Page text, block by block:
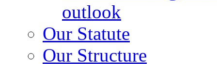
outlook
Our Statute
Our Structure